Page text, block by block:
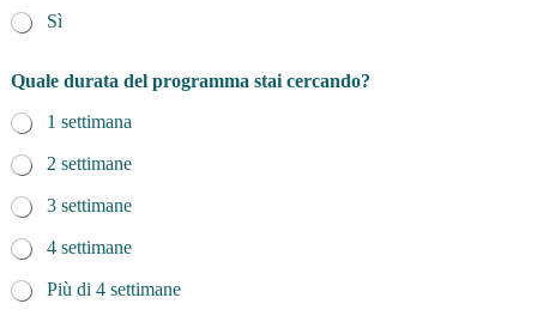
Sì
Quale durata del programma stai cercando?
1 settimana
2 settimane
3 settimane
4 settimane
Più di 4 settimane